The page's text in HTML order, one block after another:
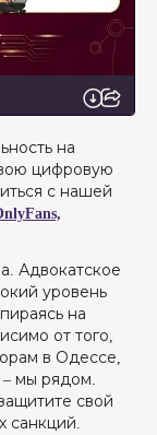
на
цифровую
с нашей
Адвокатское
уровень
на
от того,
в Одессе,
мы рядом.
свой
санкций.